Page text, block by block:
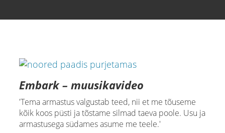
Embark – muusikavideo
'Tema armastus valgustab teed, nii et me tõuseme
kõik koos püsti ja tõstame silmad taeva poole. Usu ja
armastusega südames asume me teele.'